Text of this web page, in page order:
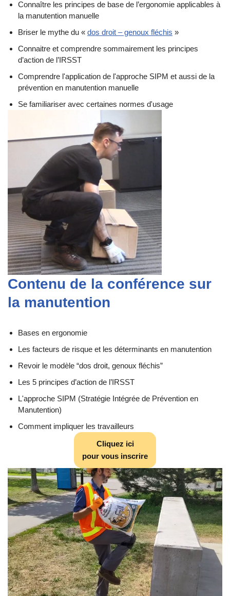
Connaître les principes de base de l’ergonomie applicables à
la manutention manuelle
Briser le mythe du « dos droit – genoux fléchis »
Connaitre et comprendre sommairement les principes
d’action de l’IRSST
Comprendre l'application de l'approche SIPM et aussi de la
prévention en manutention manuelle
Se familiariser avec certaines normes d'usage
Contenu de la conférence sur
la manutention
Bases en ergonomie
Les facteurs de risque et les déterminants en manutention
Revoir le modèle “dos droit, genoux fléchis”
Les 5 principes d’action de l’IRSST
L'approche SIPM (Stratégie Intégrée de Prévention en
Manutention)
Comment impliquer les travailleurs
Cliquez ici
pour vous inscrire